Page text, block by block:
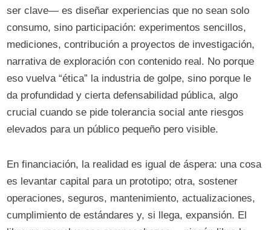
ser clave— es diseñar experiencias que no sean solo
consumo, sino participación: experimentos sencillos,
mediciones, contribución a proyectos de investigación,
narrativa de exploración con contenido real. No porque
eso vuelva “ética” la industria de golpe, sino porque le
da profundidad y cierta defensabilidad pública, algo
crucial cuando se pide tolerancia social ante riesgos
elevados para un público pequeño pero visible.
En financiación, la realidad es igual de áspera: una cosa
es levantar capital para un prototipo; otra, sostener
operaciones, seguros, mantenimiento, actualizaciones,
cumplimiento de estándares y, si llega, expansión. El